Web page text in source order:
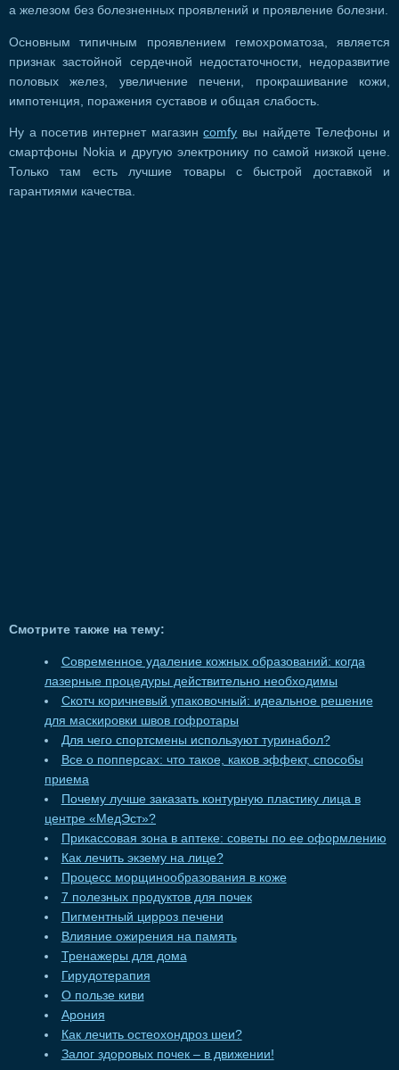
а железом без болезненных проявлений и проявление болезни.
Основным типичным проявлением гемохроматоза, является
признак застойной сердечной недостаточности, недоразвитие
половых желез, увеличение печени, прокрашивание кожи,
импотенция, поражения суставов и общая слабость.
Ну а посетив интернет магазинcomfy вы найдете Телефоны и
смартфоны Nokia и другую электронику по самой низкой цене.
Только там есть лучшие товары с быстрой доставкой и
гарантиями качества.
Смотрите также на тему:
Современное удаление кожных образований: когда
лазерные процедуры действительно необходимы
Скотч коричневый упаковочный: идеальное решение
для маскировки швов гофротары
Для чего спортсмены используют туринабол?
Все о попперсах: что такое, каков эффект, способы
приема
Почему лучше заказать контурную пластику лица в
центре «МедЭст»?
Прикассовая зона в аптеке: советы по ее оформлению
Как лечить экзему на лице?
Процесс морщинообразования в коже
7 полезных продуктов для почек
Пигментный цирроз печени
Влияние ожирения на память
Тренажеры для дома
Гирудотерапия
О пользе киви
Арония
Как лечить остеохондроз шеи?
Залог здоровых почек – в движении!